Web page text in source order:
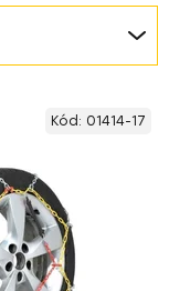
Kód: 01414-17